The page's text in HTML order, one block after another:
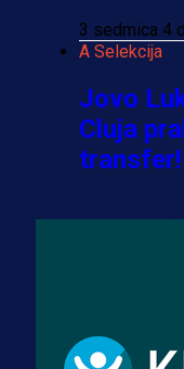
3 sedmica 4
A Selekcija
Jovo
Cluja
transfer!
transfer!?